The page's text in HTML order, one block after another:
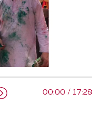
00:00 / 17:28